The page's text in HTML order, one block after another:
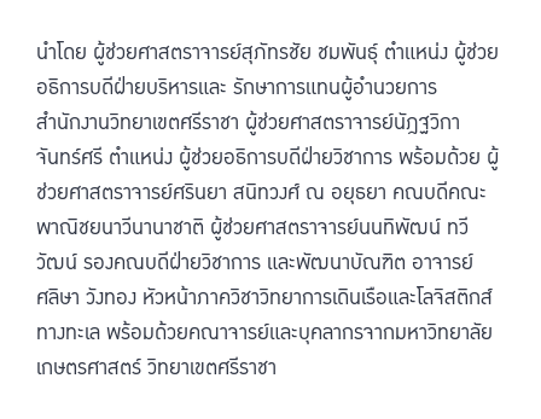
นำโดย ผู้ช่วยศาสตราจารย์สุภัทรชัย ชมพันธุ์ ตำแหน่ง ผู้ช่วย
อธิการบดีฝ่ายบริหารและ รักษาการแทนผู้อำนวยการ
สำนักงานวิทยาเขตศรีราชา ผู้ช่วยศาสตราจารย์นัฎฐวิกา
จันทร์ศรี ตำแหน่ง ผู้ช่วยอธิการบดีฝ่ายวิชาการ พร้อมด้วย ผู้
ช่วยศาสตราจารย์ศรินยา สนิทวงศ์ ณ อยุธยา คณบดีคณะ
พาณิชยนาวีนานาชาติ ผู้ช่วยศาสตราจารย์นนทิพัฒน์ ทวี
วัฒน์ รองคณบดีฝ่ายวิชาการ และพัฒนาบัณฑิต อาจารย์
ศลิษา วังทอง หัวหน้าภาควิชาวิทยาการเดินเรือและโลจิสติกส์
ทางทะเล พร้อมด้วยคณาจารย์และบุคลากรจากมหาวิทยาลัย
เกษตรศาสตร์ วิทยาเขตศรีราชา